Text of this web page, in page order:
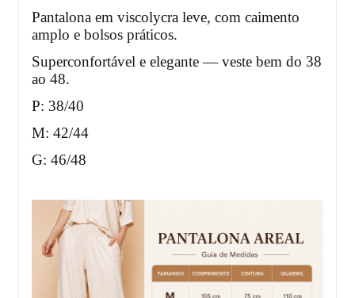
Pantalona em viscolycra leve, com caimento
amplo e bolsos práticos.
Superconfortável e elegante — veste bem do 38
ao 48.
P: 38/40
M: 42/44
G: 46/48